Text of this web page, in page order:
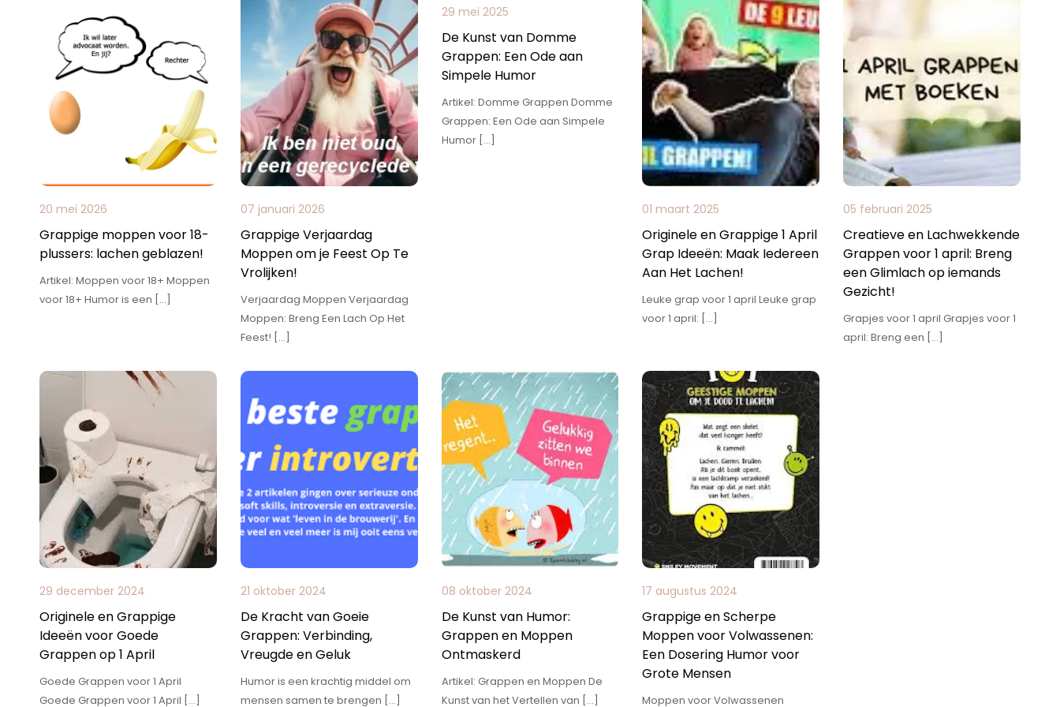
20 mei 2026
Grappige moppen voor 18-
plussers: lachen geblazen!
Artikel: Moppen voor 18+ Moppen
voor 18+ Humor is een […]
07 januari 2026
Grappige Verjaardag
Moppen om je Feest Op Te
Vrolijken!
Verjaardag Moppen Verjaardag
Moppen: Breng Een Lach Op Het
Feest! […]
29 mei 2025
De Kunst van Domme
Grappen: Een Ode aan
Simpele Humor
Artikel: Domme Grappen Domme
Grappen: Een Ode aan Simpele
Humor […]
01 maart 2025
Originele en Grappige 1 April
Grap Ideeën: Maak Iedereen
Aan Het Lachen!
Leuke grap voor 1 april Leuke grap
voor 1 april: […]
05 februari 2025
Creatieve en Lachwekkende
Grappen voor 1 april: Breng
een Glimlach op iemands
Gezicht!
Grapjes voor 1 april Grapjes voor 1
april: Breng een […]
29 december 2024
Originele en Grappige
Ideeën voor Goede
Grappen op 1 April
Goede Grappen voor 1 April
Goede Grappen voor 1 April […]
21 oktober 2024
De Kracht van Goeie
Grappen: Verbinding,
Vreugde en Geluk
Humor is een krachtig middel om
mensen samen te brengen […]
08 oktober 2024
De Kunst van Humor:
Grappen en Moppen
Ontmaskerd
Artikel: Grappen en Moppen De
Kunst van het Vertellen van […]
17 augustus 2024
Grappige en Scherpe
Moppen voor Volwassenen:
Een Dosering Humor voor
Grote Mensen
Moppen voor Volwassenen